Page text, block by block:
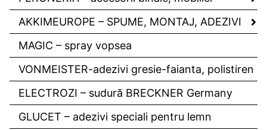
AKKIMEUROPE – SPUME, MONTAJ, ADEZIVI
MAGIC – spray vopsea
VONMEISTER-adezivi gresie-faianta, polistiren
ELECTROZI – sudură BRECKNER Germany
GLUCET – adezivi speciali pentru lemn